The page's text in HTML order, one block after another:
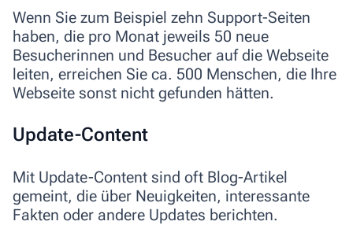
Wenn Sie zum Beispiel zehn Support-Seiten
haben, die pro Monat jeweils 50 neue
Besucherinnen und Besucher auf die Webseite
leiten, erreichen Sie ca. 500 Menschen, die Ihre
Webseite sonst nicht gefunden hätten.
Update-Content
Mit Update-Content sind oft Blog-Artikel
gemeint, die über Neuigkeiten, interessante
Fakten oder andere Updates berichten.